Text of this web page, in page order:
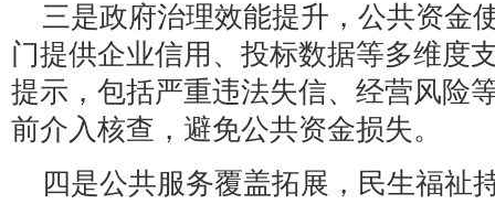
三是政府治理效能提升，公共资金
门提供企业信用、投标数据等多维度
提示，包括严重违法失信、经营风险
前介入核查，避免公共资金损失。
四是公共服务覆盖拓展，民生福祉